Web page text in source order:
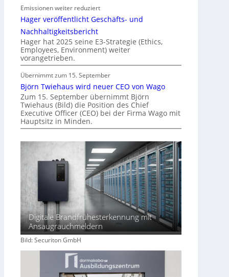
h
a
f
.
Emissionen weiter reduziert
Hager veröffentlicht Geschäfts- und
Nachhaltigkeitsbericht
Hager hat 2025 seine E3-Strategie (Ethics,
Employees, Environment) weiter
vorangetrieben.
Übernimmt zum 15. September
Björn Twiehaus wird neuer CEO von Wago
Zum 15. September übernimmt Björn
Twiehaus (Bild) die Position des Chief
Executive Officer (CEO) bei der Firma Wago mit
Hauptsitz in Minden.
Digitale Brandfrühesterkennung mit
Ansaugrauchmeldern
Bild: Securiton GmbH